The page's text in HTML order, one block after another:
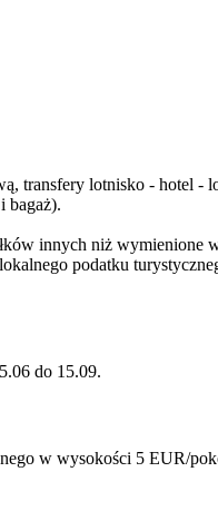
transfery lotnisko - hotel
bagaż).
innych niż wymienione
podatku
do 15.09.
w wysokości 5 EUR/